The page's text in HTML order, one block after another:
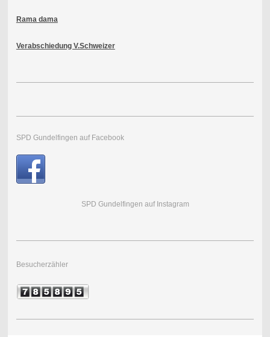
Rama dama
Verabschiedung V.Schweizer
SPD Gundelfingen auf Facebook
SPD Gundelfingen auf Instagram
Besucherzähler